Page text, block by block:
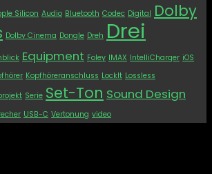
Silicon Audio Bluetooth Codec Digital Dolby
Dolby Cinema Dongle Dreh Drei
Equipment Foley IMAX IntelliCharger iOS
Kopfhöreranschluss LockIt Lossless
Serie Set-Ton Sound Design
USB-C Vertonung video